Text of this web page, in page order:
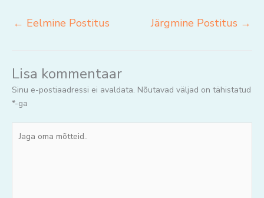
← Eelmine Postitus Järgmine Postitus →
Lisa kommentaar
Sinu e-postiaadressi ei avaldata. Nõutavad väljad on tähistatud
*-ga
oma